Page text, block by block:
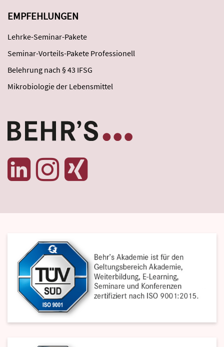
EMPFEHLUNGEN
Lehrke-Seminar-Pakete
Seminar-Vorteils-Pakete Professionell
Belehrung nach § 43 IFSG
Mikrobiologie der Lebensmittel